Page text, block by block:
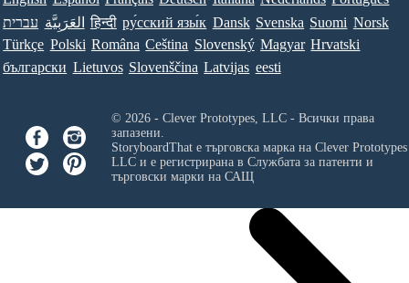
עברית العَرَبِيَّة हिन्दी ру́сский язы́к Dansk Svenska Suomi Norsk
Türkçe Polski Româna Ceština Slovenský Magyar Hrvatski
български Lietuvos Slovenščina Latvijas eesti
© 2026 - Clever Prototypes, LLC - Всички права
запазени.
StoryboardThat е търговска марка на Clever
LLCи е регистрирана в Службата за патенти и
търговски марки на САЩ